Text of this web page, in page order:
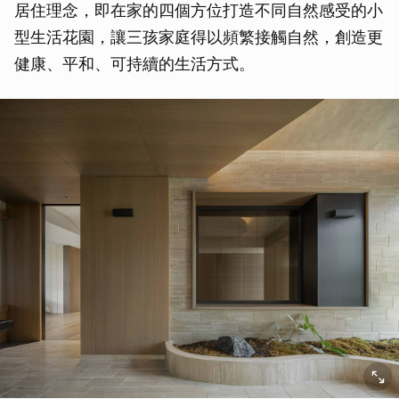
居住理念，即在家的四個方位打造不同自然感受的小
型生活花園，讓三孩家庭得以頻繁接觸自然，創造更
健康、平和、可持續的生活方式。